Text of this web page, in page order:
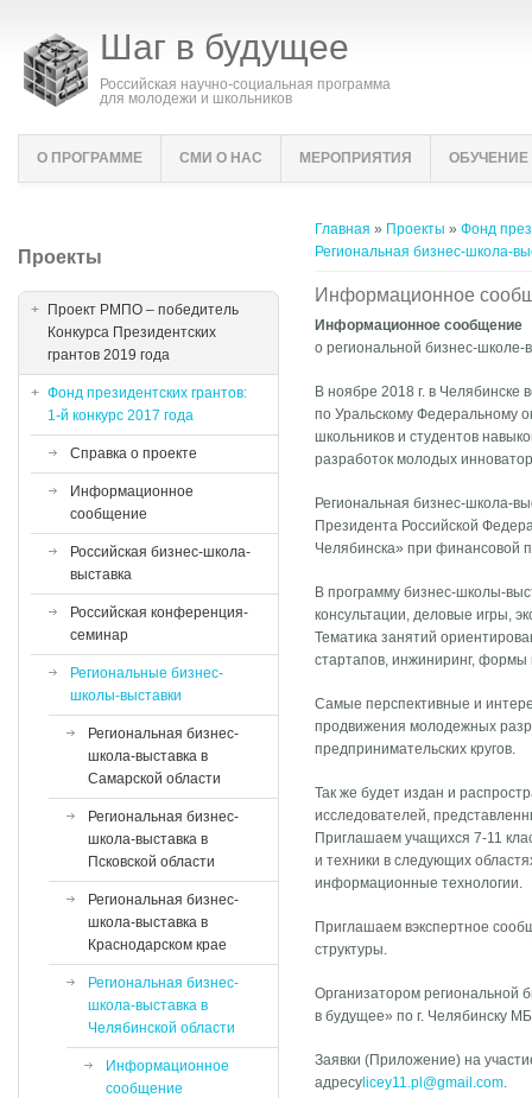
Шаг в будущее
Российская научно-социальная программа
для молодежи и школьников
О ПРОГРАММЕ СМИ О НАС МЕРОПРИЯТИЯ ОБУЧЕНИЕ
Вы здесь
Главная » Проекты » Фонд
Региональная бизнес-школа-
Информационное
Информационное сообщение
о региональной бизнес-школе-
В ноябре 2018 г. в
по Уральскому Федеральному
школьников и студентов
разработок молодых
Региональная бизнес-школа-
Президента Российской
Челябинска» при финансовой
В программу бизнес-школы-
консультации, деловые игры,
Тематика занятий
стартапов, инжиниринг, формы
Самые перспективные и
продвижения молодежных
предпринимательских кругов.
Так же будет издан и
исследователей,
Приглашаем учащихся 7-11
и техники в следующих
информационные технологии.
Приглашаем вэкспертное
структуры.
Организатором региональной
в будущее» по г. Челябинску
Заявки (Приложение) на
адресу licey11.pl@gmail.com.
Проекты
Проект РМПО – победитель
Конкурса Президентских
грантов 2019 года
Фонд президентских грантов:
1-й конкурс 2017 года
Справка о проекте
Информационное
сообщение
Российская бизнес-школа-
выставка
Российская конференция-
семинар
Региональные бизнес-
школы-выставки
Региональная бизнес-
школа-выставка в
Самарской области
Региональная бизнес-
школа-выставка в
Псковской области
Региональная бизнес-
школа-выставка в
Краснодарском крае
Региональная бизнес-
школа-выставка в
Челябинской области
Информационное
сообщение